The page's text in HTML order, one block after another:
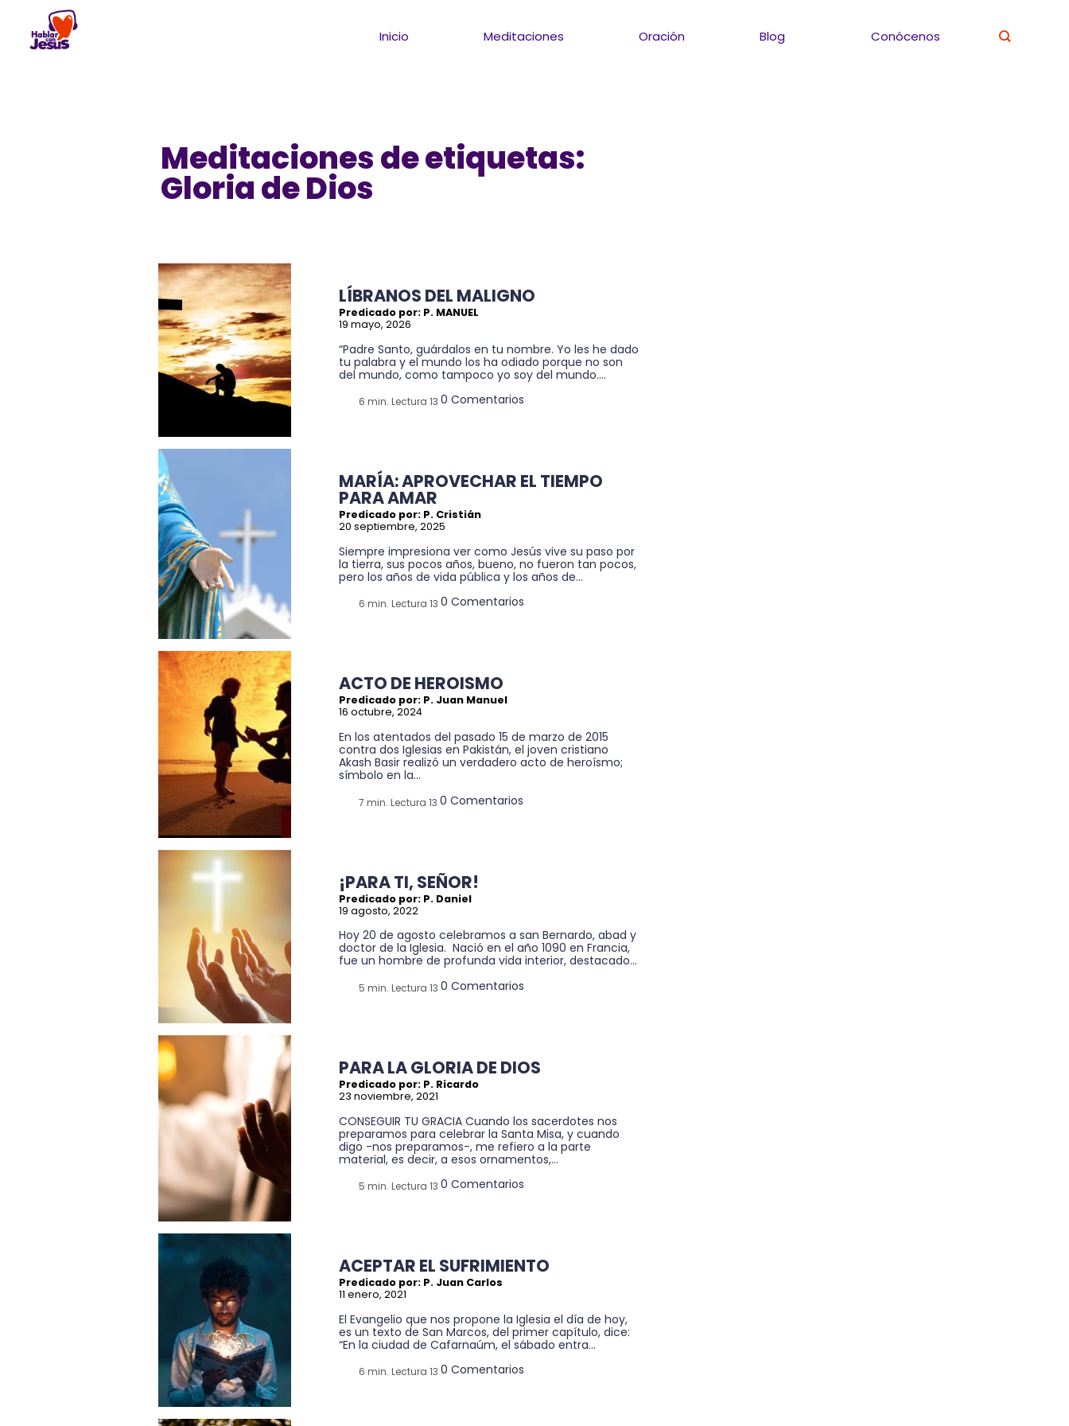
content
Inicio Meditaciones Oración Blog Conócenos
Meditaciones de etiquetas:
Gloria de Dios
LÍBRANOS DEL MALIGNO
Predicado por: P. MANUEL
19 mayo, 2026
“Padre Santo, guárdalos en tu nombre. Yo les he dado
tu palabra y el mundo los ha odiado porque no son
del mundo, como tampoco yo soy del mundo....
6 min. Lectura 13 0 Comentarios
MARÍA: APROVECHAR EL TIEMPO
PARA AMAR
Predicado por: P. Cristián
20 septiembre, 2025
Siempre impresiona ver como Jesús vive su paso por
la tierra, sus pocos años, bueno, no fueron tan pocos,
pero los años de vida pública y los años de...
6 min. Lectura 13 0 Comentarios
ACTO DE HEROISMO
Predicado por: P. Juan Manuel
16 octubre, 2024
En los atentados del pasado 15 de marzo de 2015
contra dos Iglesias en Pakistán, el joven cristiano
Akash Basir realizó un verdadero acto de heroísmo;
símbolo en la...
7 min. Lectura 13 0 Comentarios
¡PARA TI, SEÑOR!
Predicado por: P. Daniel
19 agosto, 2022
Hoy 20 de agosto celebramos a san Bernardo, abad y
doctor de la Iglesia. Nació en el año 1090 en Francia,
fue un hombre de profunda vida interior, destacado...
5 min. Lectura 13 0 Comentarios
PARA LA GLORIA DE DIOS
Predicado por: P. Ricardo
23 noviembre, 2021
CONSEGUIR TU GRACIA Cuando los sacerdotes nos
preparamos para celebrar la Santa Misa, y cuando
digo -nos preparamos-, me refiero a la parte
material, es decir, a esos ornamentos,...
5 min. Lectura 13 0 Comentarios
ACEPTAR EL SUFRIMIENTO
Predicado por: P. Juan Carlos
11 enero, 2021
El Evangelio que nos propone la Iglesia el día de hoy,
es un texto de San Marcos, del primer capítulo, dice:
“En la ciudad de Cafarnaúm, el sábado entra...
6 min. Lectura 13 0 Comentarios